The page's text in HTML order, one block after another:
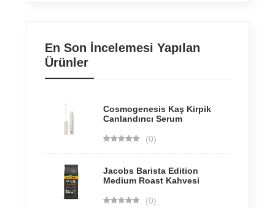
En Son İncelemesi Yapılan
Ürünler
Cosmogenesis Kaş Kirpik
Canlandırıcı Serum
(0)
Jacobs Barista Edition
Medium Roast Kahvesi
(0)